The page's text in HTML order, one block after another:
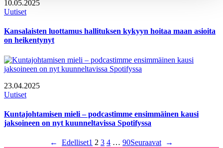
10.05.2025
Uutiset
Kansalaisten luottamus hallituksen kykyyn hoitaa maan asioita
on heikentynyt
23.04.2025
Uutiset
Kuntajohtamisen mieli – podcastimme ensimmäinen kausi
jaksoineen on nyt kuunneltavissa Spotifyssa
← Edelliset1 2 3 4 … 90Seuraavat →